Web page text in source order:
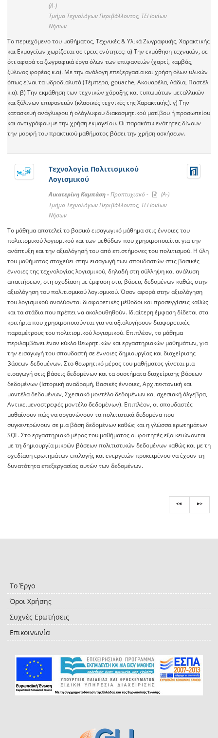
(A-)
Τμήμα Τεχνολόγων Περιβάλλοντος, ΤΕΙ Ιονίων
Νήσων
Το περιεχόμενο του μαθήματος, Τεχνικές & Υλικά Ζωγραφικής, Χαρακτικής
και Εκμαγείων χωρίζεται σε τρεις ενότητες: α) Την εκμάθηση τεχνικών, σε
ότι αφορά τα ζωγραφικά έργα όλων των επιφανειών (χαρτί, καμβάς,
ξύλινος φορέας κ.α). Με την ανάλογη επεξεργασία και χρήση όλων υλικών
όπως είναι τα υδροδιαλυτά (Τέμπερα, gouache, Ακουαρέλα, Λάδια, Παστέλ
κ.α). β) Την εκμάθηση των τεχνικών χάραξης και τυπωμάτων μεταλλικών
και ξύλινων επιφανειών (κλασικές τεχνικές της Χαρακτικής). γ) Την
κατασκευή ανάγλυφου ή ολόγλυφου διακοσμητικού μοτίβου ή προσωπείου
και αντιγράφου με την χρήση εκμαγείου. Οι παρακάτω ενότητες δίνουν
την μορφή του πρακτικού μαθήματος βάσει την χρήση ασκήσεων.
Τεχνολογία Πολιτισμικού
Λογισμικού
Αικατερίνη Καμπάση -Προπτυχιακό -
(A-)
Τμήμα Τεχνολόγων Περιβάλλοντος, ΤΕΙ Ιονίων
Νήσων
Το μάθημα αποτελεί το βασικό εισαγωγικό μάθημα στις έννοιες του
πολιτισμικού λογισμικού και των μεθόδων που χρησιμοποιείται για την
ανάπτυξη και την αξιολόγησή του από επιστήμονες του πολιτισμού. Η ύλη
του μαθήματος στοχεύει στην εισαγωγή των σπουδαστών στις βασικές
έννοιες της τεχνολογίας λογισμικού, δηλαδή στη σύλληψη και ανάλυση
απαιτήσεων, στη σχεδίαση με έμφαση στις βάσεις δεδομένων καθώς στην
αξιολόγηση του πολιτισμικού λογισμικού. Όσον αφορά στην αξιολόγηση
του λογισμικού αναλύονται διαφορετικές μέθοδοι και προσεγγίσεις καθώς
και τα στάδια που πρέπει να ακολουθηθούν. Ιδιαίτερη έμφαση δίδεται στα
κριτήρια που χρησιμοποιούνται για να αξιολογήσουν διαφορετικές
παραμέτρους του πολιτισμικού λογισμικού. Επιπλέον, το μάθημα
περιλαμβάνει έναν κύκλο θεωρητικών και εργαστηριακών μαθημάτων, για
την εισαγωγή του σπουδαστή σε έννοιες δημιουργίας και διαχείρισης
βάσεων δεδομένων. Στο θεωρητικό μέρος του μαθήματος γίνεται μια
εισαγωγή στις βάσεις δεδομένων και τα συστήματα διαχείρισης βάσεων
δεδομένων (Ιστορική αναδρομή, Βασικές έννοιες, Αρχιτεκτονική και
μοντέλα δεδομένων, Σχεσιακό μοντέλο δεδομένων και σχεσιακή άλγεβρα,
Αντικειμενοστρεφές μοντέλο δεδομένων). Επιπλέον, οι σπουδαστές
μαθαίνουν πώς να οργανώνουν τα πολιτιστικά δεδομένα που
συγκεντρώνουν σε μια βάση δεδομένων καθώς και η γλώσσα ερωτημάτων
SQL. Στο εργαστηριακό μέρος του μαθήματος οι φοιτητές εξοικειώνονται
με τη δημιουργία μικρών βάσεων πολιτιστικών δεδομένων καθώς και με τη
σχεδίαση ερωτημάτων επιλογής και ενεργειών προκειμένου να έχουν τη
δυνατότητα επεξεργασίας αυτών των δεδομένων.
Το Έργο
Όροι Χρήσης
Συχνές Ερωτήσεις
Επικοινωνία